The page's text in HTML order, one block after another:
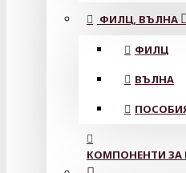
ФИЛЦ, ВЪЛНА
ФИЛЦ
ВЪЛНА
КОМПОНЕНТИ ЗА